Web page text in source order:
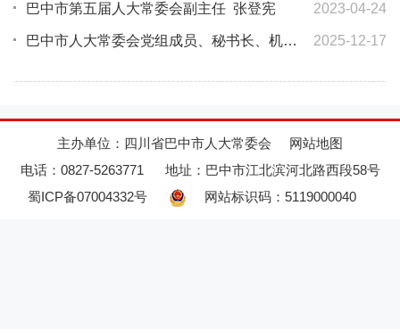
2023-04-24
巴中市第五届人大常委会副主任 张登宪
2025-12-17
巴中市人大常委会党组成员、秘书长、机关党组书记 郑葆炀
主办单位：四川省巴中市人大常委会
网站地图
电话：0827-5263771
地址：巴中市江北滨河北路西段58号
蜀ICP备07004332号
网站标识码：5119000040